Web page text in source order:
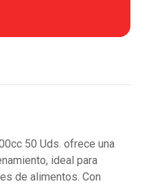
50 Uds. ofrece una
ideal para
de alimentos. Con